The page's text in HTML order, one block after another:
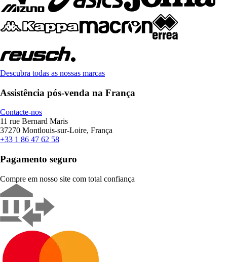
Descubra todas as nossas marcas
Assistência pós-venda na França
Contacte-nos
11 rue Bernard Maris
37270 Montlouis-sur-Loire, França
+33 1 86 47 62 58
Pagamento seguro
Compre em nosso site com total confiança